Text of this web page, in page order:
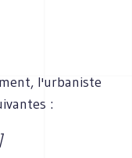
l'urbaniste
: